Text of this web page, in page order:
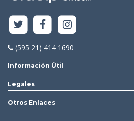
(595 21) 414 1690
Información Útil
Legales
Otros Enlaces